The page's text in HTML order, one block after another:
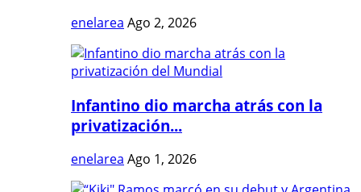
enelarea Ago 2, 2026
Infantino dio marcha atrás con la
privatización...
enelarea Ago 1, 2026